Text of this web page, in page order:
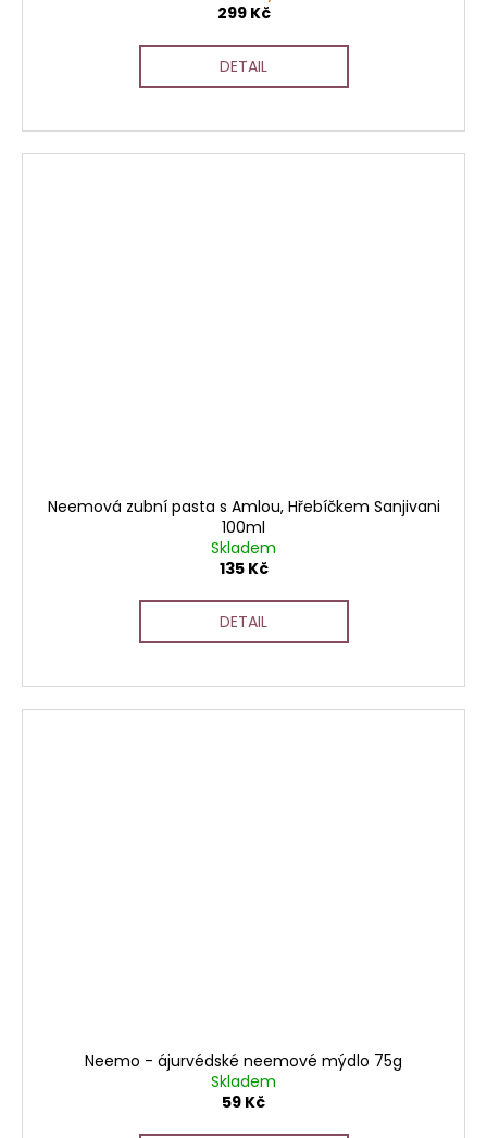
299 Kč
DETAIL
Neemová zubní pasta s Amlou, Hřebíčkem Sanjivani
100ml
Skladem
135 Kč
DETAIL
Neemo - ájurvédské neemové mýdlo 75g
Skladem
59 Kč